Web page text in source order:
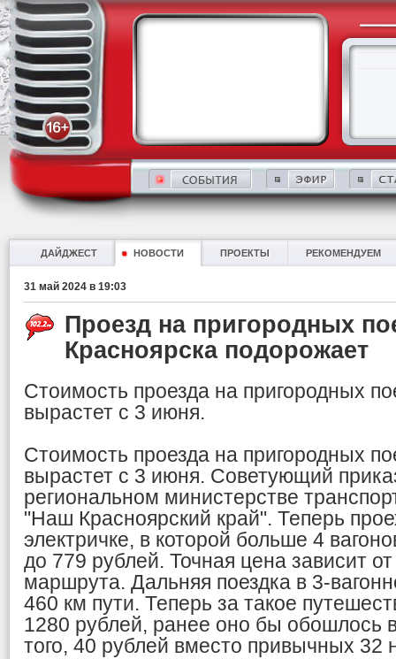
ДАЙДЖЕСТ НОВОСТИ ПРОЕКТЫ РЕКОМЕНДУЕМ
31 май 2024 в 19:03
Проезд на пригородных
Красноярска подорожает
Стоимость проезда на пригородных
вырастет с 3 июня.
Стоимость проезда на пригородных
вырастет с 3 июня. Советующий
региональном министерстве
"Наш Красноярский край". Теперь
электричке, в которой больше 4
до 779 рублей. Точная цена зависит
маршрута. Дальняя поездка в 3-
460 км пути. Теперь за такое
1280 рублей, ранее оно бы обошлось
того, 40 рублей вместо привычных 32